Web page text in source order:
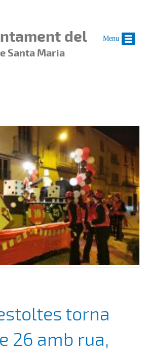
del
Santa Maria
torna
26 amb rua,
Menu